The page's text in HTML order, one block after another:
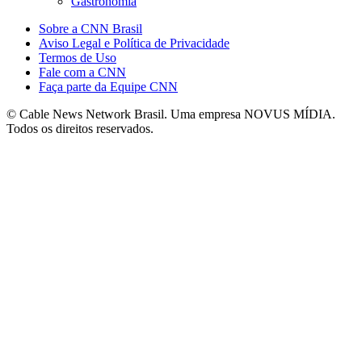
Sobre a CNN Brasil
Aviso Legal e Política de Privacidade
Termos de Uso
Fale com a CNN
Faça parte da Equipe CNN
© Cable News Network Brasil. Uma empresa NOVUS MÍDIA.
Todos os direitos reservados.